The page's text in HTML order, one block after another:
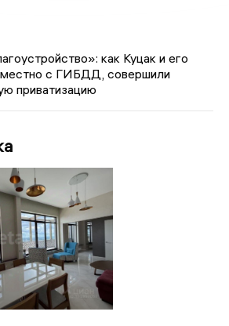
как Куцак и его
с ГИБДД, совершили
приватизацию